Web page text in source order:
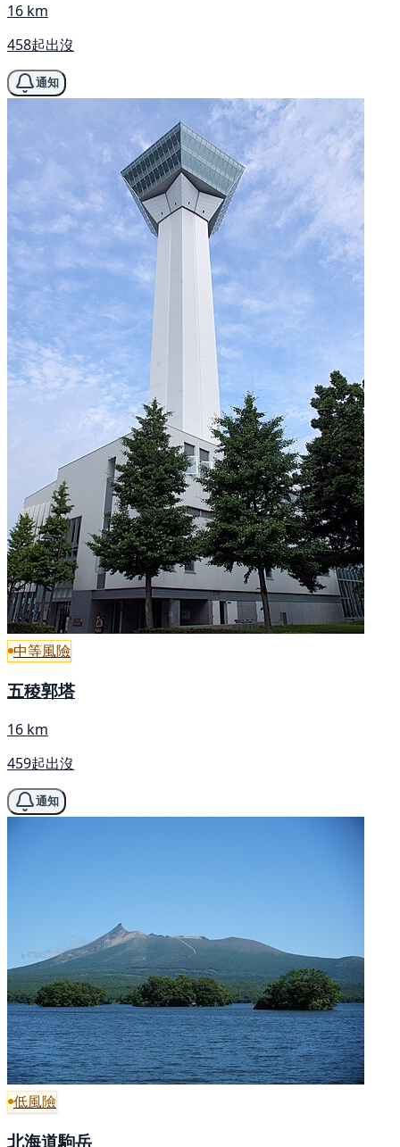
16 km
458起出沒
通知
中等風險
五稜郭塔
16 km
459起出沒
通知
低風險
北海道駒岳